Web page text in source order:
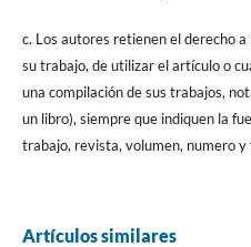
c. Los autores retienen el derecho
su trabajo, de utilizar el artículo o
una compilación de sus trabajos,
un libro), siempre que indiquen la
trabajo, revista, volumen, numero y
Artículos similares